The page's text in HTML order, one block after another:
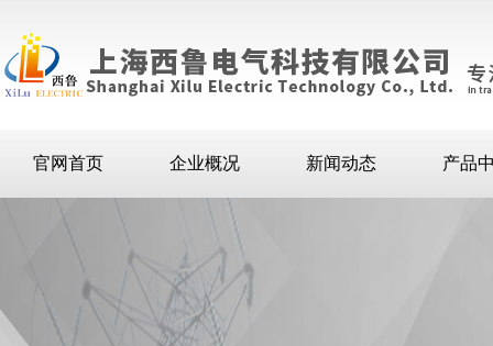
官网首页 企业概况 新闻动态 产品